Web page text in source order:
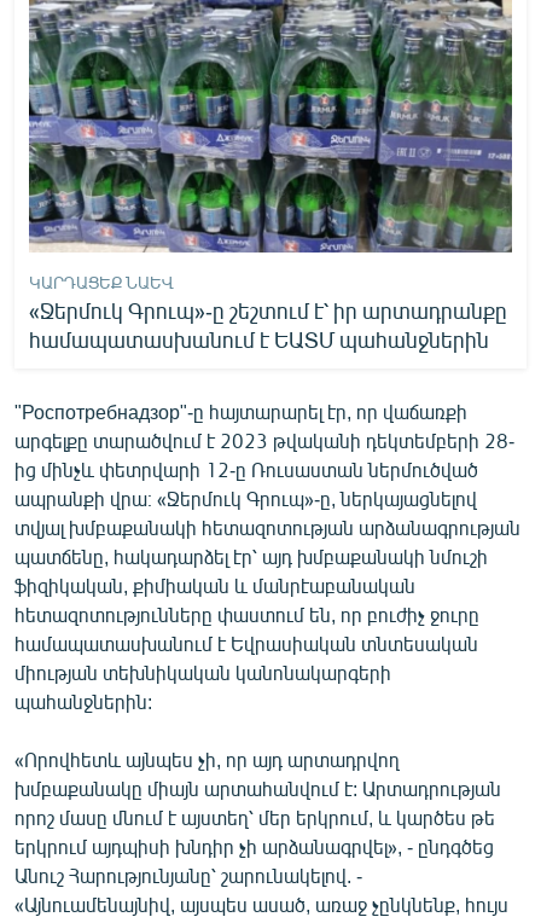
ԿԱՐԴԱՑԵՔ ՆԱԵՎ
«Ջերմուկ Գրուպ»-ը շեշտում է՝ իր արտադրանքը
համապատասխանում է ԵԱՏՄ պահանջներին
"Роспотребнадзор"-ը հայտարարել էր, որ վաճառքի
արգելքը տարածվում է 2023 թվականի դեկտեմբերի 28-
ից մինչև փետրվարի 12-ը Ռուսաստան ներմուծված
ապրանքի վրա։ «Ջերմուկ Գրուպ»-ը, ներկայացնելով
տվյալ խմբաքանակի հետազոտության արձանագրության
պատճենը, հակադարձել էր՝ այդ խմբաքանակի նմուշի
ֆիզիկական, քիմիական և մանրէաբանական
հետազոտությունները փաստում են, որ բուժիչ ջուրը
համապատասխանում է Եվրասիական տնտեսական
միության տեխնիկական կանոնակարգերի
պահանջներին:
«Որովհետև այնպես չի, որ այդ արտադրվող
խմբաքանակը միայն արտահանվում է: Արտադրության
որոշ մասը մնում է այստեղ՝ մեր երկրում, և կարծես թե
երկրում այդպիսի խնդիր չի արձանագրվել», - ընդգծեց
Անուշ Հարությունյանը՝ շարունակելով. -
«Այնուամենայնիվ, այսպես ասած, առաջ չընկնենք, հույս